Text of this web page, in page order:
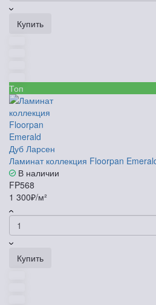
Купить
Топ
Ламинат коллекция Floorpan
В наличии
FP568
1 300₽/м²
Купить